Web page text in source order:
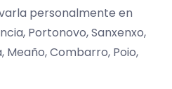
personalmente en
Portonovo, Sanxenxo,
Meaño, Combarro, Poio,